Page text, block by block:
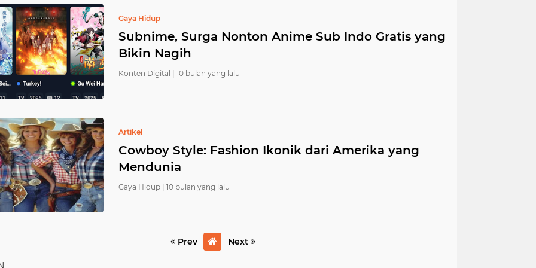
Gaya Hidup
Subnime, Surga Nonton Anime Sub Indo Gratis yang
Bikin Nagih
Konten Digital | 10 bulan yang lalu
Artikel
Cowboy Style: Fashion Ikonik dari Amerika yang
Mendunia
Gaya Hidup | 10 bulan yang lalu
Prev Next